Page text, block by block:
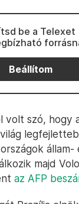
be a Telexet
Beállítom
volt szó, hogy
állam-
majd
az AFP